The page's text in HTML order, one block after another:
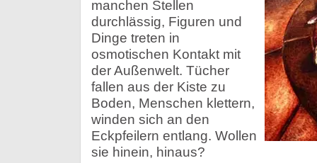
manchen Stellen
durchlässig, Figuren und
Dinge treten in
osmotischen Kontakt mit
der Außenwelt. Tücher
fallen aus der Kiste zu
Boden, Menschen klettern,
winden sich an den
Eckpfeilern entlang. Wollen
sie hinein, hinaus?